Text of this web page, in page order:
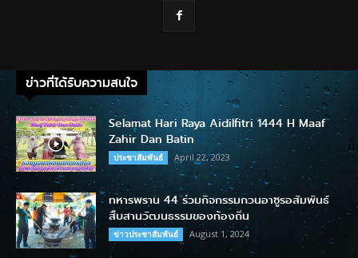
ข่าวที่ได้รับความสนใจ
Selamat Hari Raya Aidilfitri 1444 H Maaf
Zahir Dan Batin
ประชาสัมพันธ์ April 22, 2023
ทหารพราน 44 ร่วมกิจกรรมกวนอาซูรอสัมพันธ์
สืบสานวัฒนธรรมของท้องถิ่น
ข่าวประชาสัมพันธ์ August 1, 2024